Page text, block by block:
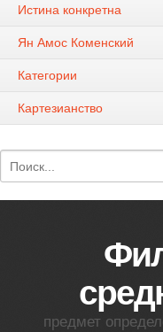
Истина конкретна
Ян Амос Коменский
Категории
Картезианство
предмет